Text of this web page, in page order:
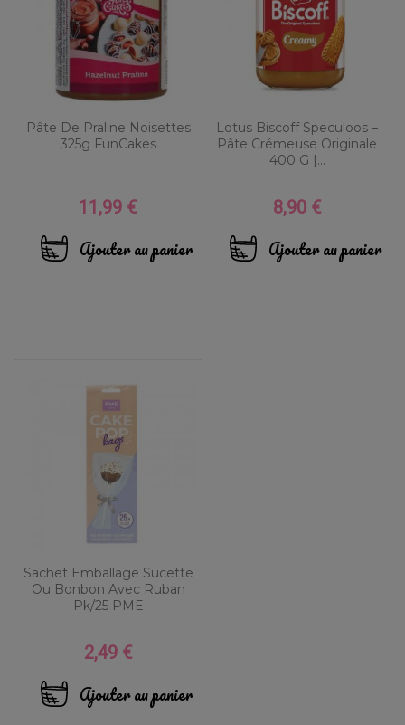
Pâte De Praline Noisettes
325g FunCakes
Prix
11,99 €
Ajouter au panier
Lotus Biscoff Speculoos –
Pâte Crémeuse Originale
400 G |...
Prix
8,90 €
Ajouter au panier
Sachet Emballage Sucette
Ou Bonbon Avec Ruban
Pk/25 PME
Prix
2,49 €
Ajouter au panier